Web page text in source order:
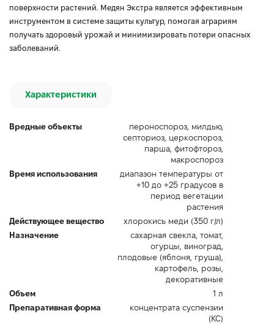
поверхности растений. Медян Экстра является эффективным
инструментом в системе защиты культур, помогая аграриям
получать здоровый урожай и минимизировать потери опасных
заболеваний.
Характеристики
Вредные объекты
пероноспороз, милдью,
септориоз, церкоспороз,
парша, фитофтороз,
макроспороз
Время использования
диапазон температуры от
+10 до +25 градусов в
период вегетации
растения
Действующее вещество
хлорокись меди (350 г/л)
Назначение
сахарная свекла, томат,
огурцы, виноград,
плодовые (яблоня, груша),
картофель, розы,
декоративные
Объем
1 л
Препаративная форма
концентрата суспензии
(КС)